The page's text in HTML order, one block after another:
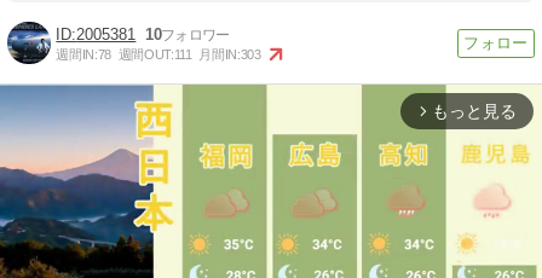
2005381 10
週間IN:78 週間OUT:111 月間IN:303
arrow_forward_ios もっと見る